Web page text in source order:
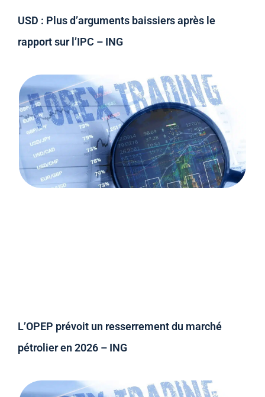
USD : Plus d’arguments baissiers après le
rapport sur l’IPC – ING
L’OPEP prévoit un resserrement du marché
pétrolier en 2026 – ING